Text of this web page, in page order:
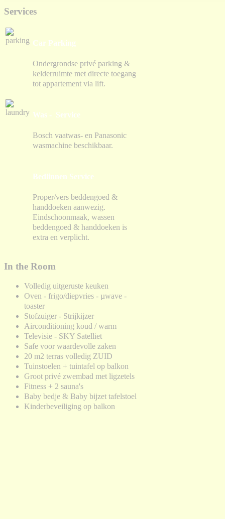
Services
Car Parking
Ondergrondse privé parking &
kelderruimte met directe toegang
tot appartement via lift.
Was - Service
Bosch vaatwas- en Panasonic
wasmachine beschikbaar.
Bedlinnen Service
Proper/vers beddengoed &
handdoeken aanwezig.
Eindschoonmaak, wassen
beddengoed & handdoeken is
extra en verplicht.
In the Room
Volledig uitgeruste keuken
Oven - frigo/diepvries - µwave -
toaster
Stofzuiger - Strijkijzer
Airconditioning koud / warm
Televisie - SKY Satelliet
Safe voor waardevolle zaken
20 m2 terras volledig ZUID
Tuinstoelen + tuintafel op balkon
Groot privé zwembad met ligzetels
Fitness + 2 sauna's
Baby bedje & Baby bijzet tafelstoel
Kinderbeveiliging op balkon